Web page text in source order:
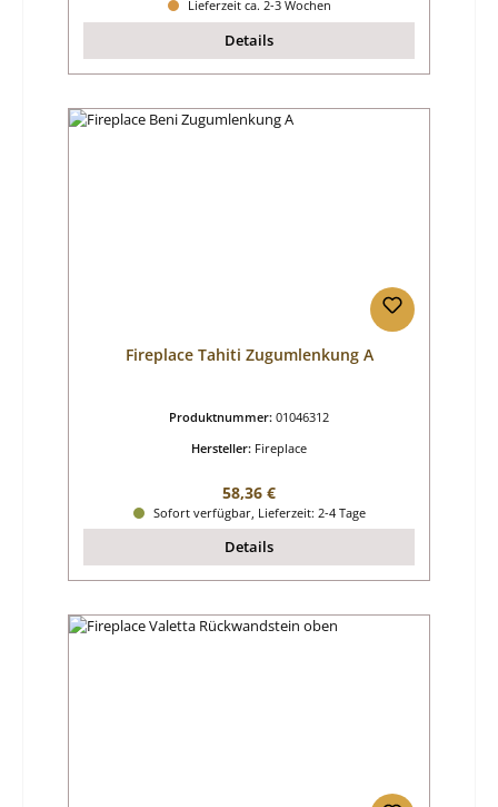
Lieferzeit ca. 2-3 Wochen
Details
Fireplace Tahiti Zugumlenkung A
Produktnummer: 01046312
Hersteller: Fireplace
Regulärer Preis:
58,36 €
Sofort verfügbar, Lieferzeit: 2-4 Tage
Details